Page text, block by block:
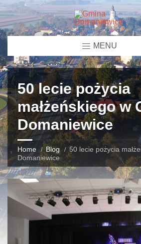
MENU
50 lecie pożycia
małżeńskiego w
Domaniewice
Home Blog
50 lecie pożycia
Domaniewice